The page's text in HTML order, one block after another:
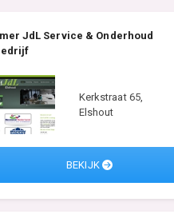
JdL Service & Onderhoud
Kerkstraat 65,
Elshout
BEKIJK